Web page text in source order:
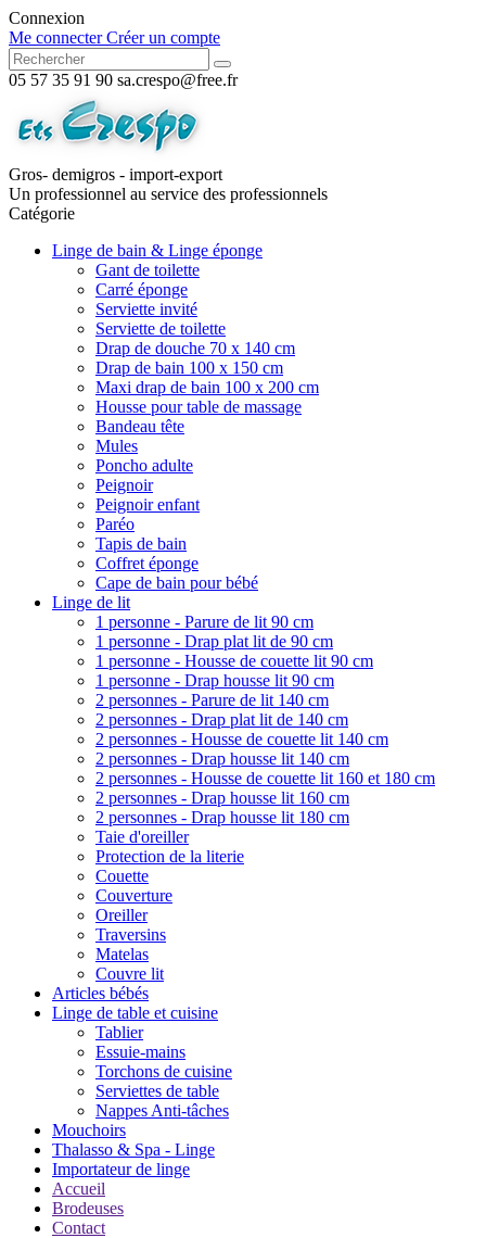
Connexion
Me connecter Créer un compte
05 57 35 91 90 sa.crespo@free.fr
Gros- demigros - import-export
Un professionnel au service des professionnels
Catégorie
Linge de bain & Linge éponge
Gant de toilette
Carré éponge
Serviette invité
Serviette de toilette
Drap de douche 70 x 140 cm
Drap de bain 100 x 150 cm
Maxi drap de bain 100 x 200 cm
Housse pour table de massage
Bandeau tête
Mules
Poncho adulte
Peignoir
Peignoir enfant
Paréo
Tapis de bain
Coffret éponge
Cape de bain pour bébé
Linge de lit
1 personne - Parure de lit 90 cm
1 personne - Drap plat lit de 90 cm
1 personne - Housse de couette lit 90 cm
1 personne - Drap housse lit 90 cm
2 personnes - Parure de lit 140 cm
2 personnes - Drap plat lit de 140 cm
2 personnes - Housse de couette lit 140 cm
2 personnes - Drap housse lit 140 cm
2 personnes - Housse de couette lit 160 et 180 cm
2 personnes - Drap housse lit 160 cm
2 personnes - Drap housse lit 180 cm
Taie d'oreiller
Protection de la literie
Couette
Couverture
Oreiller
Traversins
Matelas
Couvre lit
Articles bébés
Linge de table et cuisine
Tablier
Essuie-mains
Torchons de cuisine
Serviettes de table
Nappes Anti-tâches
Mouchoirs
Thalasso & Spa - Linge
Importateur de linge
Accueil
Brodeuses
Contact